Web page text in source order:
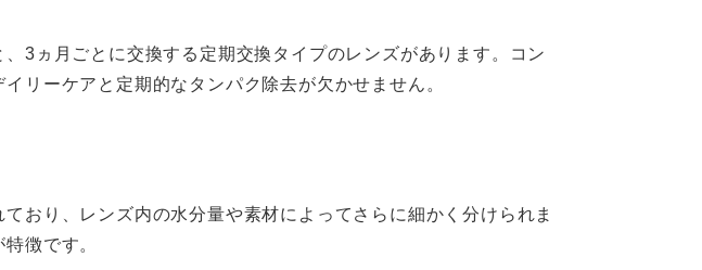
3ヵ月ごとに交換する定期交換タイプのレンズがあります。コン
リーケアと定期的なタンパク除去が欠かせません。
おり、レンズ内の水分量や素材によってさらに細かく分けられま
徴です。